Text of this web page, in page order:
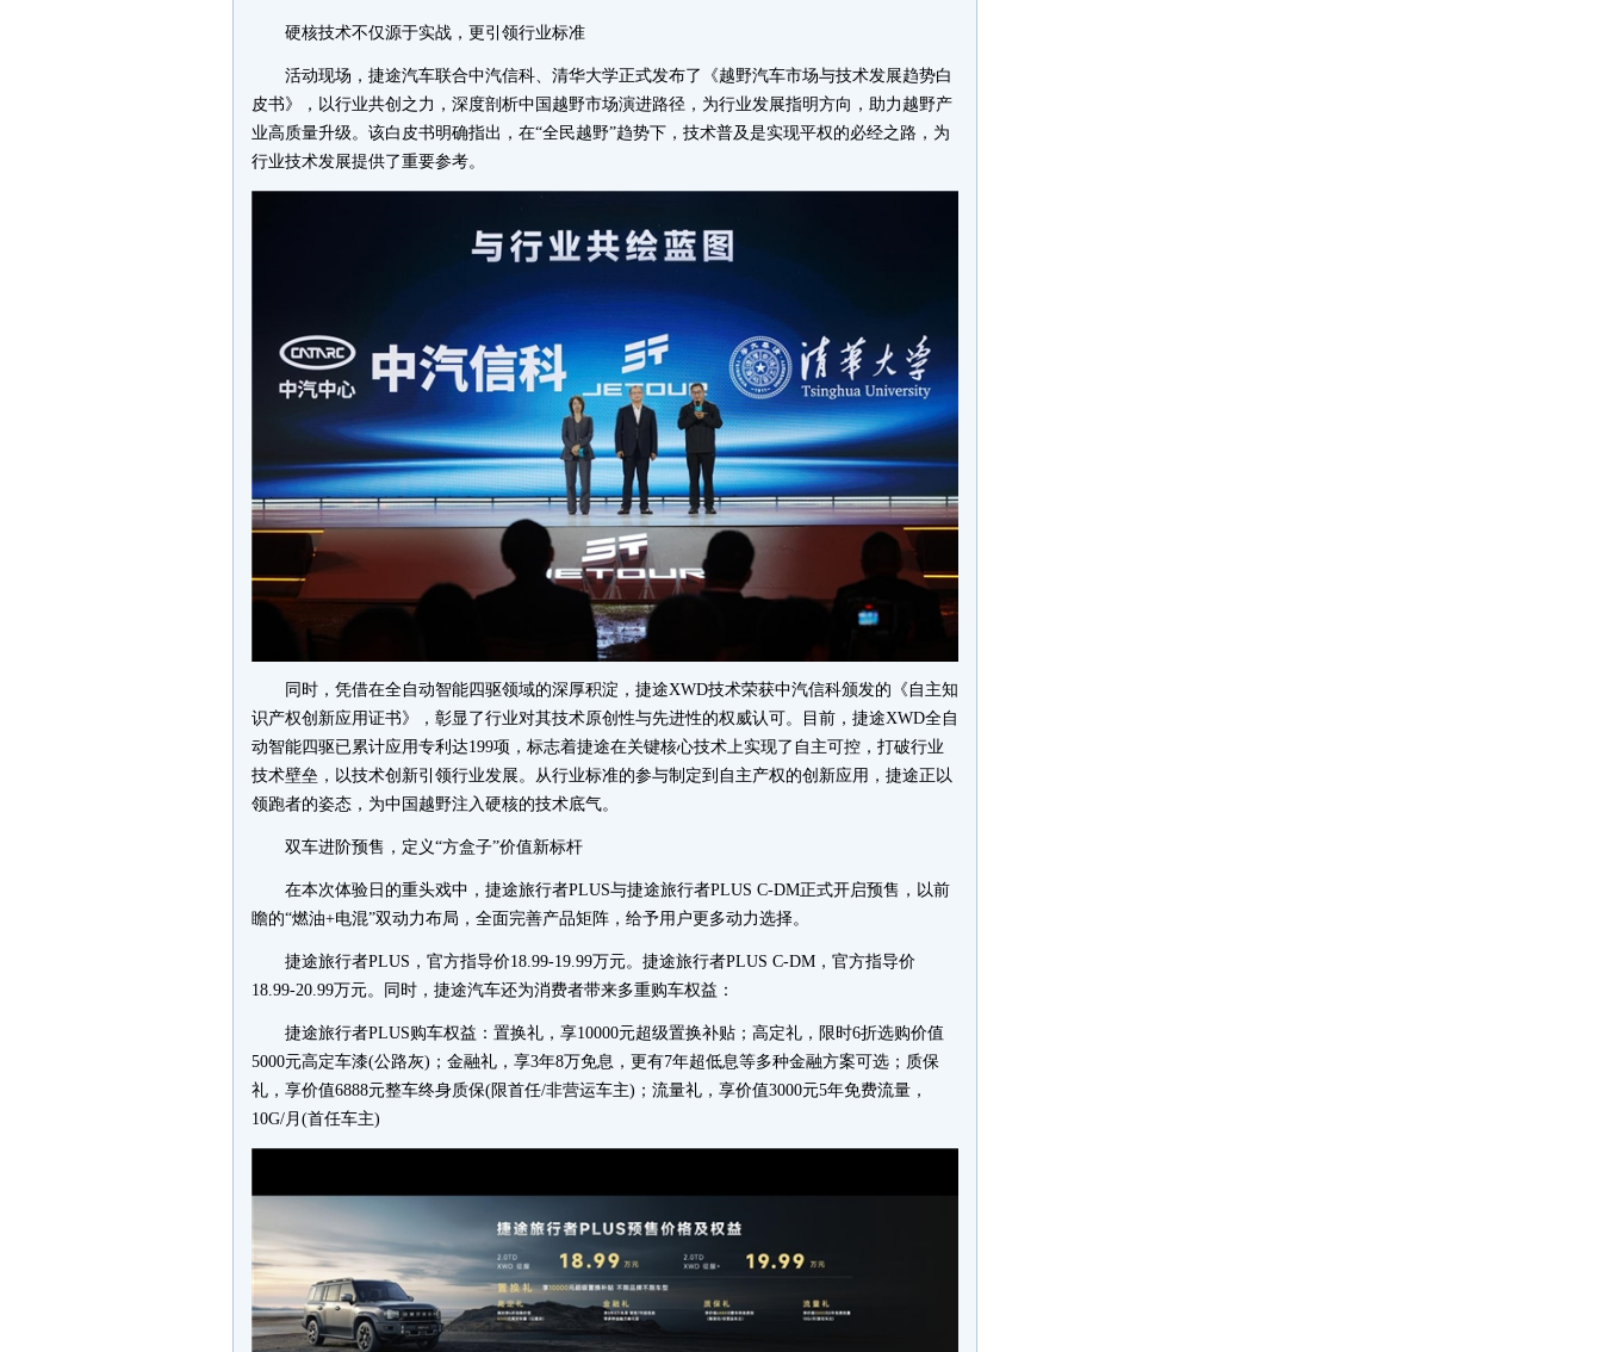
硬核技术不仅源于实战，更引领行业标准
活动现场，捷途汽车联合中汽信科、清华大学正式发布了《越野汽车市场与技术发展趋势白
皮书》，以行业共创之力，深度剖析中国越野市场演进路径，为行业发展指明方向，助力越野产
业高质量升级。该白皮书明确指出，在“全民越野”趋势下，技术普及是实现平权的必经之路，为
行业技术发展提供了重要参考。
同时，凭借在全自动智能四驱领域的深厚积淀，捷途XWD技术荣获中汽信科颁发的《自主知
识产权创新应用证书》，彰显了行业对其技术原创性与先进性的权威认可。目前，捷途XWD全自
动智能四驱已累计应用专利达199项，标志着捷途在关键核心技术上实现了自主可控，打破行业
技术壁垒，以技术创新引领行业发展。从行业标准的参与制定到自主产权的创新应用，捷途正以
领跑者的姿态，为中国越野注入硬核的技术底气。
双车进阶预售，定义“方盒子”价值新标杆
在本次体验日的重头戏中，捷途旅行者PLUS与捷途旅行者PLUS C-DM正式开启预售，以前
瞻的“燃油+电混”双动力布局，全面完善产品矩阵，给予用户更多动力选择。
捷途旅行者PLUS，官方指导价18.99-19.99万元。捷途旅行者PLUS C-DM，官方指导价
18.99-20.99万元。同时，捷途汽车还为消费者带来多重购车权益：
捷途旅行者PLUS购车权益：置换礼，享10000元超级置换补贴；高定礼，限时6折选购价值
5000元高定车漆(公路灰)；金融礼，享3年8万免息，更有7年超低息等多种金融方案可选；质保
礼，享价值6888元整车终身质保(限首任/非营运车主)；流量礼，享价值3000元5年免费流量，
10G/月(首任车主)